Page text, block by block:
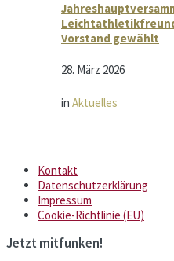
Vorstand gewählt
28. März 2026
in Aktuelles
Kontakt
Datenschutzerklärung
Impressum
Cookie-Richtlinie (EU)
Jetzt mitfunken!